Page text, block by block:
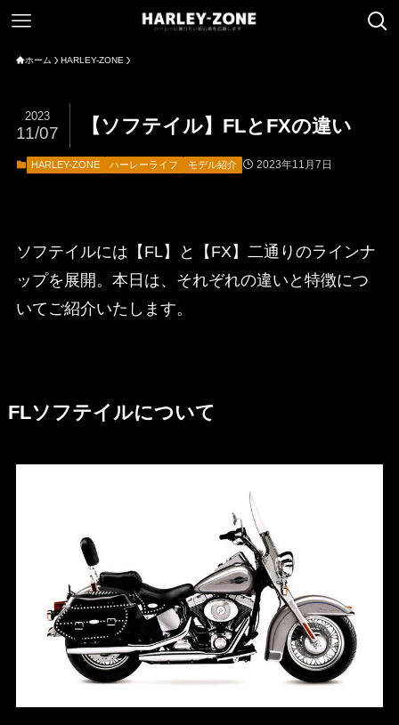
ホーム HARLEY-ZONE
【ソフテイル】FLとFXの違い
2023
11/07
HARLEY-ZONE ハーレーライフ モデル紹介 2023年11月7日
ソフテイルには【FL】と【FX】二通りのラインナ
ップを展開。本日は、それぞれの違いと特徴につ
いてご紹介いたします。
FLソフテイルについて